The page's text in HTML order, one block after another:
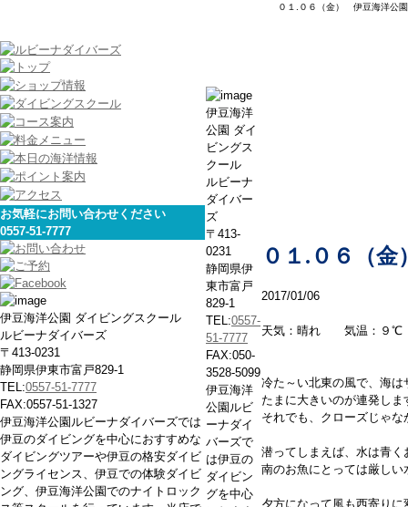
０１.０６（金） 伊豆海洋公園
お気軽にお問い合わせください
0557-51-7777
伊豆海洋公園 ダイビングスクール
ルビーナダイバーズ
〒413-0231
静岡県伊東市富戸829-1
TEL:0557-51-7777
FAX:0557-51-1327
伊豆海洋公園ルビーナダイバーズでは
伊豆のダイビングを中心におすすめな
ダイビングツアーや伊豆の格安ダイビ
ングライセンス、伊豆での体験ダイビ
ング、伊豆海洋公園でのナイトロック
０１.０６（
2017/01/06
天気：晴れ 気温：９
冷た～い北東の風で、海
たまに大きいのが連発し
それでも、クローズじゃ
潜ってしまえば、水は青
南のお魚にとっては厳し
夕方になって風も西寄り
伊豆海洋
公園 ダイ
ビングス
クール
ルビーナ
ダイバー
ズ
〒413-
0231
静岡県伊
東市富戸
829-1
TEL:0557-
51-7777
FAX:050-
3528-5099
伊豆海洋
公園ルビ
ーナダイ
バーズで
は伊豆の
ダイビン
グを中心